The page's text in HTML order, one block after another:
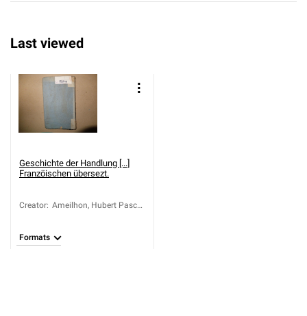
Last viewed
Geschichte der Handlung [...]
Franzöischen übersezt.
Creator: Ameilhon, Hubert Pascal
Formats